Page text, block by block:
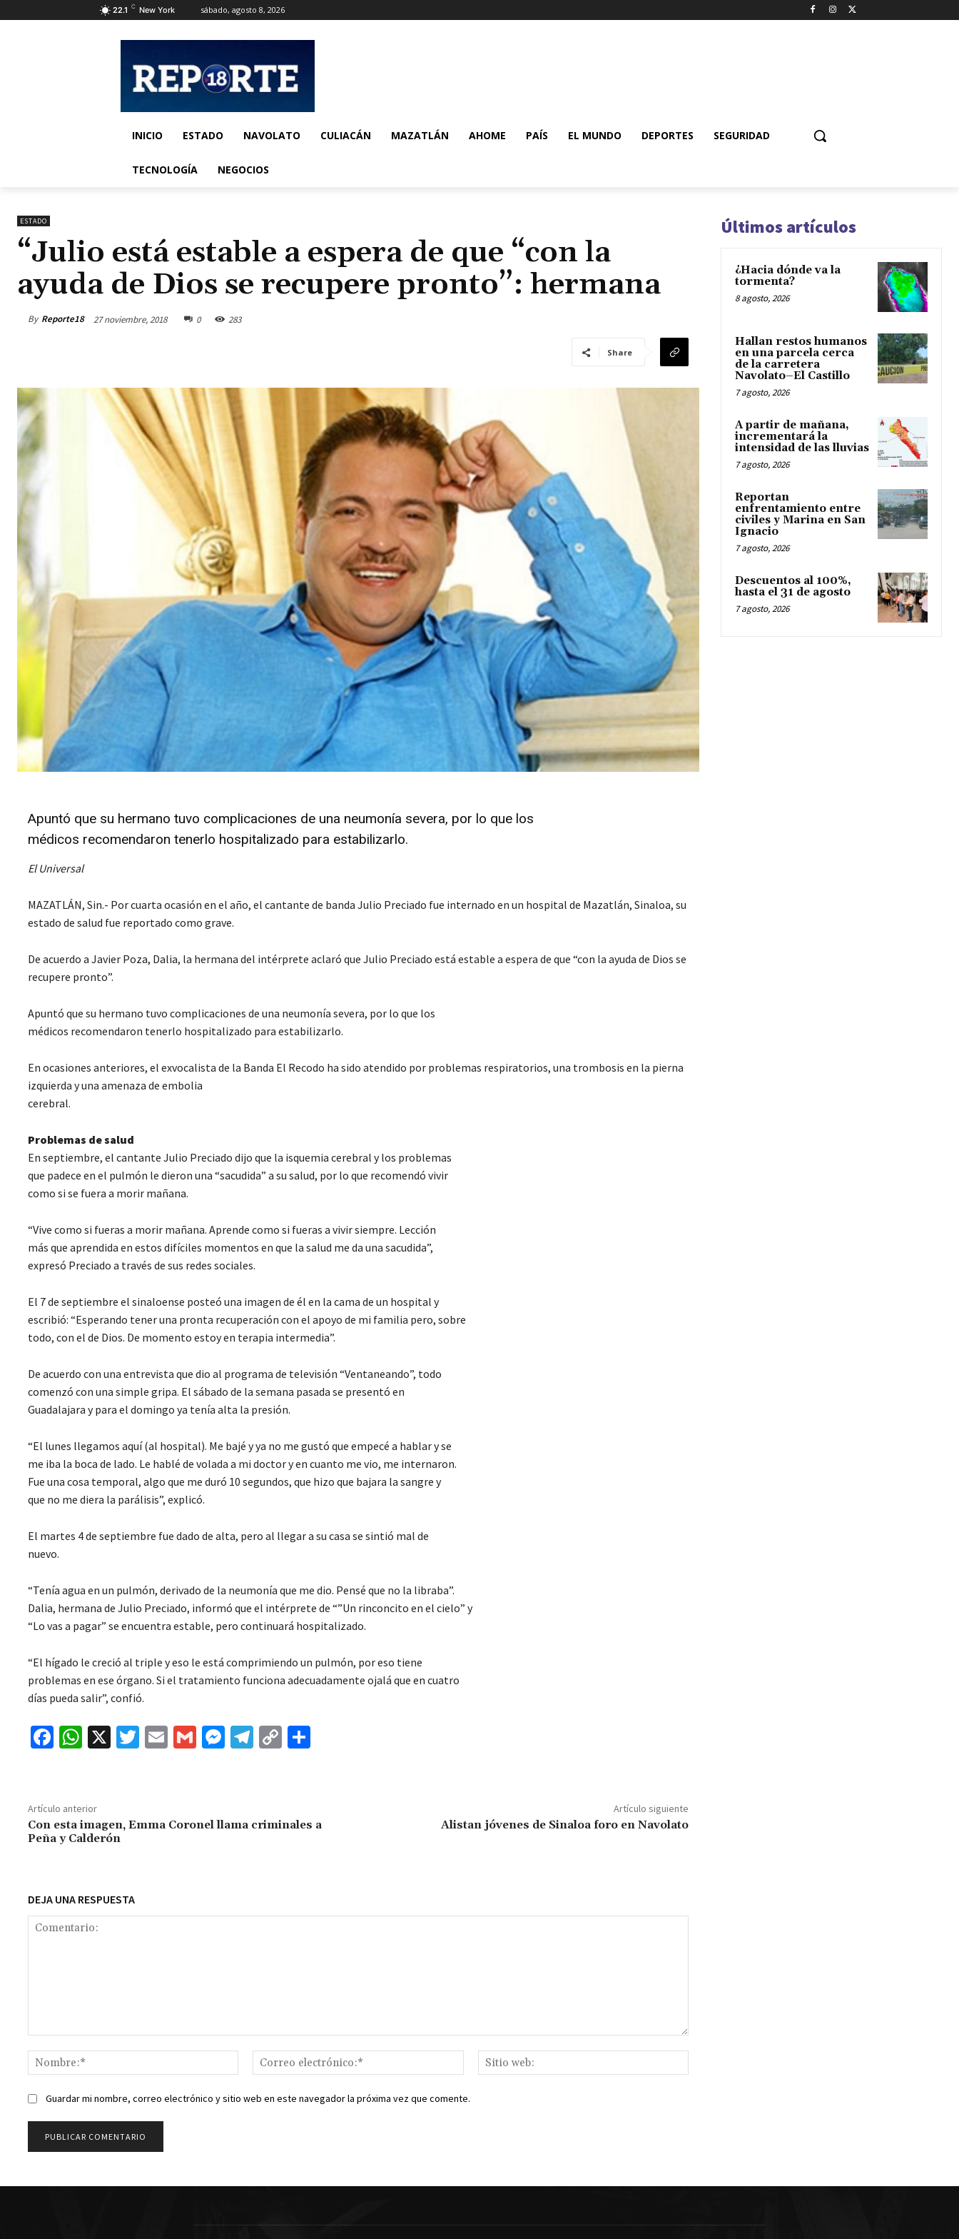
22.1 C New York sábado, agosto 8, 2026
INICIO ESTADO NAVOLATO CULIACÁN MAZATLÁN AHOME PAÍS EL MUNDO DEPORTES SEGURIDAD
TECNOLOGÍA NEGOCIOS
ESTADO
“Julio está estable a espera de que “con la
ayuda de Dios se recupere pronto”: hermana
By Reporte18 27 noviembre, 2018 0 283
Share
Apuntó que su hermano tuvo complicaciones de una neumonía severa, por lo que los
médicos recomendaron tenerlo hospitalizado para estabilizarlo.
El Universal
MAZATLÁN, Sin.- Por cuarta ocasión en el año, el cantante de banda Julio Preciado fue internado en un hospital de Mazatlán, Sinaloa, su
estado de salud fue reportado como grave.
De acuerdo a Javier Poza, Dalia, la hermana del intérprete aclaró que Julio Preciado está estable a espera de que “con la ayuda de Dios se
recupere pronto”.
Apuntó que su hermano tuvo complicaciones de una neumonía severa, por lo que los
médicos recomendaron tenerlo hospitalizado para estabilizarlo.
En ocasiones anteriores, el exvocalista de la Banda El Recodo ha sido atendido por problemas respiratorios, una trombosis en la pierna
izquierda y una amenaza de embolia
cerebral.
Problemas de salud
En septiembre, el cantante Julio Preciado dijo que la isquemia cerebral y los problemas
que padece en el pulmón le dieron una “sacudida” a su salud, por lo que recomendó vivir
como si se fuera a morir mañana.
“Vive como si fueras a morir mañana. Aprende como si fueras a vivir siempre. Lección
más que aprendida en estos difíciles momentos en que la salud me da una sacudida”,
expresó Preciado a través de sus redes sociales.
El 7 de septiembre el sinaloense posteó una imagen de él en la cama de un hospital y
escribió: “Esperando tener una pronta recuperación con el apoyo de mi familia pero, sobre
todo, con el de Dios. De momento estoy en terapia intermedia”.
De acuerdo con una entrevista que dio al programa de televisión “Ventaneando”, todo
comenzó con una simple gripa. El sábado de la semana pasada se presentó en
Guadalajara y para el domingo ya tenía alta la presión.
“El lunes llegamos aquí (al hospital). Me bajé y ya no me gustó que empecé a hablar y se
me iba la boca de lado. Le hablé de volada a mi doctor y en cuanto me vio, me internaron.
Fue una cosa temporal, algo que me duró 10 segundos, que hizo que bajara la sangre y
que no me diera la parálisis”, explicó.
El martes 4 de septiembre fue dado de alta, pero al llegar a su casa se sintió mal de
nuevo.
“Tenía agua en un pulmón, derivado de la neumonía que me dio. Pensé que no la libraba”.
Dalia, hermana de Julio Preciado, informó que el intérprete de “”Un rinconcito en el cielo” y
“Lo vas a pagar” se encuentra estable, pero continuará hospitalizado.
“El hígado le creció al triple y eso le está comprimiendo un pulmón, por eso tiene
problemas en ese órgano. Si el tratamiento funciona adecuadamente ojalá que en cuatro
días pueda salir”, confió.
Fa
o
o
k
W
sA
p
p
X
T
E
G
M
ge
Te
m
C
Li ar
Artículo anterior
Con esta imagen, Emma Coronel llama criminales a
Peña y Calderón
Artículo siguiente
Alistan jóvenes de Sinaloa foro en Navolato
DEJA UNA RESPUESTA
Nombre:*
Correo
electrónico:*
web:
Guardar mi nombre, correo electrónico y sitio web en este navegador la próxima vez que comente.
Últimos artículos
¿Hacia dónde va la
tormenta?
8 agosto, 2026
Hallan restos humanos
en una parcela cerca
de la carretera
Navolato–El Castillo
7 agosto, 2026
A partir de mañana,
incrementará la
intensidad de las lluvias
7 agosto, 2026
Reportan
enfrentamiento entre
civiles y Marina en San
Ignacio
7 agosto, 2026
Descuentos al 100%,
hasta el 31 de agosto
7 agosto, 2026